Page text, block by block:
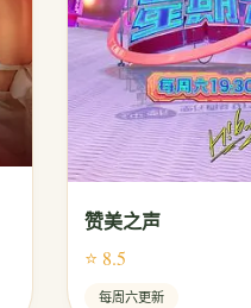
赞美之声
⭐ 8.5
每周六更新